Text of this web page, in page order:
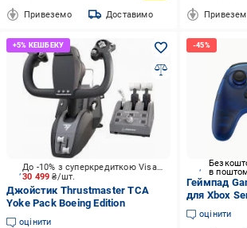
Привеземо Доставимо
30 499₴/шт.
До -10% з суперкредиткою Visa Вигода
Джойстик Thrustmaster TCA
Yoke Pack Boeing Edition
оцінити
в
Геймпад
для Xbox
ПК й Hall
Синій
оцінити